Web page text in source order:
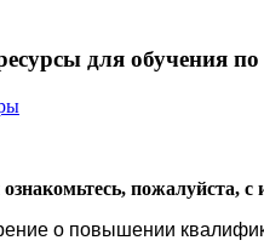
для обучения
пожалуйста,
о повышении